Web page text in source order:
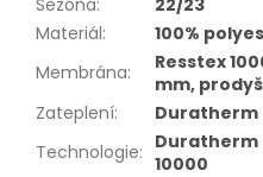
Materiál:
100%
Membrána:
Resstex
mm,
Zateplení:
Duratherm
Technologie: Duratherm
10000